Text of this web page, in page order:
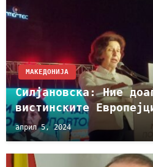
МАКЕДОНИЈА
Силјановска: Ние
вистинските
април 5, 2024